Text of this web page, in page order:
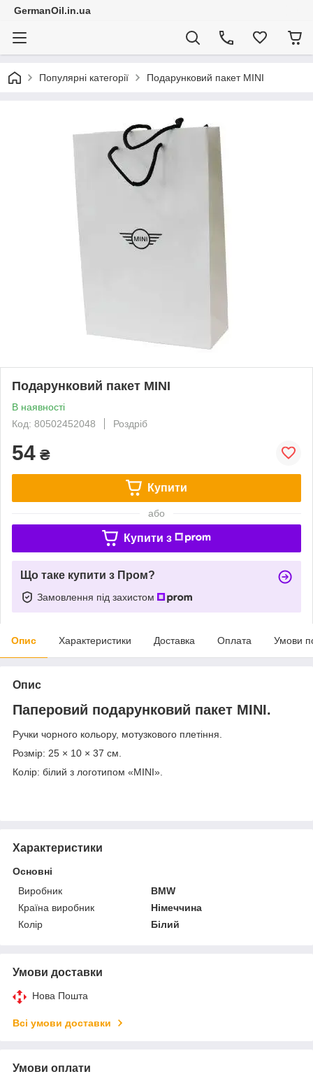
GermanOil.in.ua
Популярні категорії Подарунковий пакет MINI
Подарунковий пакет MINI
В наявності
Код: 80502452048
Роздріб
54 ₴
Купити
або
Купити з
Що таке купити з Пром?
Замовлення під захистом
Опис Характеристики Доставка Оплата Умови
Опис
Паперовий подарунковий пакет MINI.
Ручки чорного кольору, мотузкового плетіння.
Розмір: 25 × 10 × 37 см.
Колір: білий з логотипом «MINI».
Характеристики
Основні
Виробник
BMW
Країна виробник
Німеччина
Колір
Білий
Умови доставки
Нова Пошта
Всі умови доставки
Умови оплати